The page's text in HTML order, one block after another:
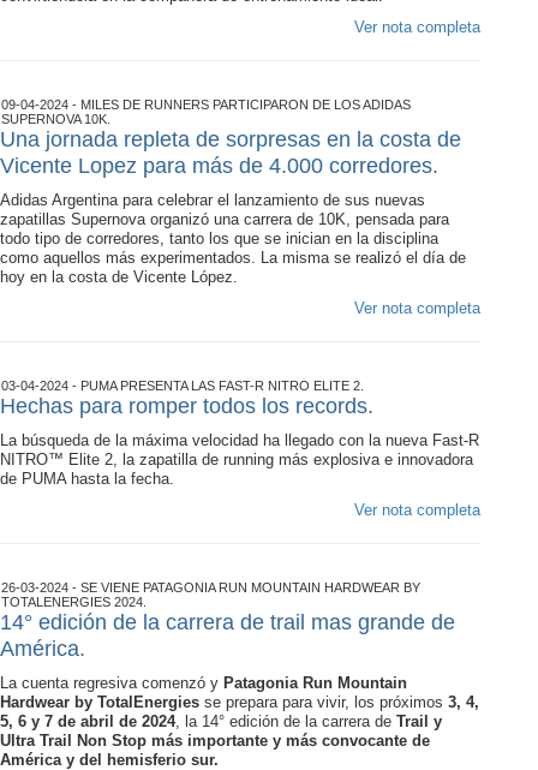
Ver nota completa
09-04-2024 - MILES DE RUNNERS PARTICIPARON DE LOS ADIDAS
SUPERNOVA 10K.
Una jornada repleta de sorpresas en la costa de
Vicente Lopez para más de 4.000 corredores.
Adidas Argentina para celebrar el lanzamiento de sus nuevas
zapatillas Supernova organizó una carrera de 10K, pensada para
todo tipo de corredores, tanto los que se inician en la disciplina
como aquellos más experimentados. La misma se realizó el día de
hoy en la costa de Vicente López.
Ver nota completa
03-04-2024 - PUMA PRESENTA LAS FAST-R NITRO ELITE 2.
Hechas para romper todos los records.
La búsqueda de la máxima velocidad ha llegado con la nueva Fast-R
NITRO™ Elite 2, la zapatilla de running más explosiva e innovadora
de PUMA hasta la fecha.
Ver nota completa
26-03-2024 - SE VIENE PATAGONIA RUN MOUNTAIN HARDWEAR BY
TOTALENERGIES 2024.
14° edición de la carrera de trail mas grande de
América.
La cuenta regresiva comenzó y Patagonia Run Mountain
Hardwear by TotalEnergies se prepara para vivir, los próximos 3, 4,
5, 6 y 7 de abril de 2024, la 14° edición de la carrera de Trail y
Ultra Trail Non Stop más importante y más convocante de
América y del hemisferio sur.